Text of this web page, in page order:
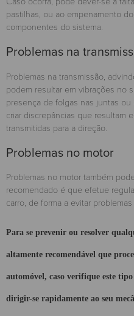
pastilhas, ou ao empenamento
componentes do sistema.
Problemas na
Problemas na transmissão,
podem resultar em vibrações no
presença de folgas nas juntas
criar discrepâncias que resultam
transmitidas para a direção.
Problemas no motor
Problemas no motor também
recomendado é que efetue
carro, de forma a evitar
Para se prevenir ou resolver
altamente recomendável que
automóvel, caso verifique este
dirigir-se rapidamente ao seu